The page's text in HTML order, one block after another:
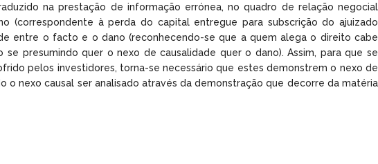
na prestação de informação errónea, no quadro de relação negocial
(correspondente à perda do capital entregue para subscrição do ajuizado
entre o facto e o dano (reconhecendo-se que a quem alega o direito cabe
presumindo quer o nexo de causalidade quer o dano). Assim, para que se
pelos investidores, torna-se necessário que estes demonstrem o nexo de
nexo causal ser analisado através da demonstração que decorre da matéria